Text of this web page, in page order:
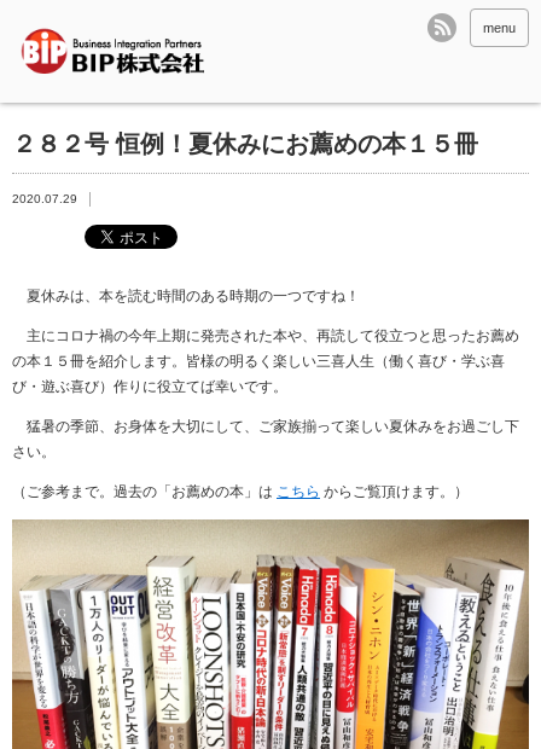
menu
２８２号 恒例！夏休みにお薦めの本１５冊
2020.07.29
夏休みは、本を読む時間のある時期の一つですね！
主にコロナ禍の今年上期に発売された本や、再読して役立つと思ったお薦め
の本１５冊を紹介します。皆様の明るく楽しい三喜人生（働く喜び・学ぶ喜
び・遊ぶ喜び）作りに役立てば幸いです。
猛暑の季節、お身体を大切にして、ご家族揃って楽しい夏休みをお過ごし下
さい。
（ご参考まで。過去の「お薦めの本」は こちら からご覧頂けます。）